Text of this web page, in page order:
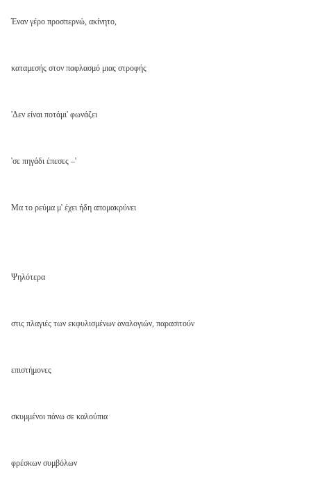
Έναν γέρο προσπερνώ, ακίνητο,
καταμεσής στον παφλασμό μιας στροφής
'Δεν είναι ποτάμι' φωνάζει
'σε πηγάδι έπεσες –'
Μα το ρεύμα μ' έχει ήδη απομακρύνει
Ψηλότερα
στις πλαγιές των εκφυλισμένων αναλογιών, παρασιτούν
επιστήμονες
σκυμμένοι πάνω σε καλούπια
φρέσκων συμβόλων